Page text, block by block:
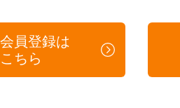
員登録は
こちら